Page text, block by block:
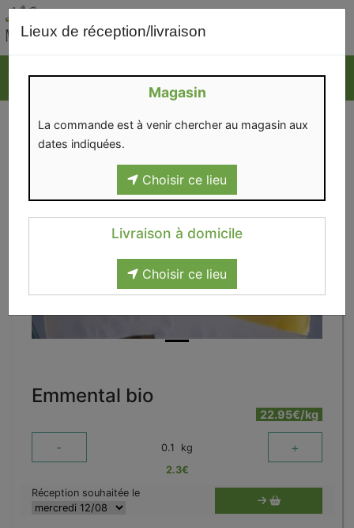
Lieux de réception/livraison
Magasin
La commande est à venir chercher au magasin aux
dates indiquées.
Choisir ce lieu
Livraison à domicile
Choisir ce lieu
Emmental bio
22.95€/kg
- 0.1 kg +
2.3€
Réception souhaitée le